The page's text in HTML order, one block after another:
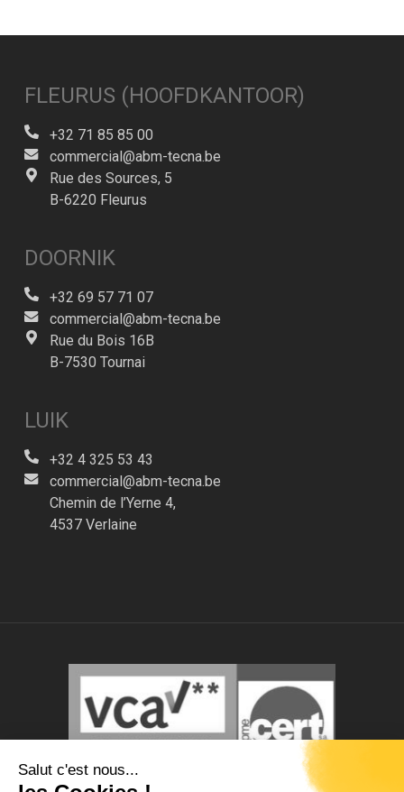
FLEURUS (HOOFDKANTOOR)
+32 71 85 85 00
commercial@abm-tecna.be
Rue des Sources, 5
B-6220 Fleurus
DOORNIK
+32 69 57 71 07
commercial@abm-tecna.be
Rue du Bois 16B
B-7530 Tournai
LUIK
+32 4 325 53 43
commercial@abm-tecna.be
Chemin de l’Yerne 4,
4537 Verlaine